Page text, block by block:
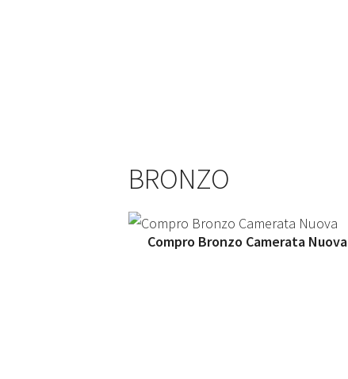
BRONZO
Compro Bronzo Camerata Nuova